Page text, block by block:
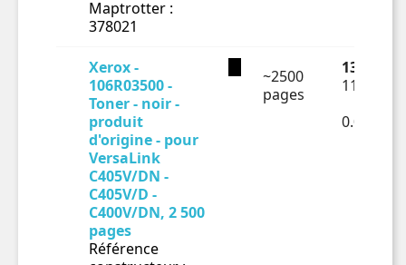
Maptrotter :
378021
Xerox -
106R03500 -
Toner - noir -
produit
d'origine - pour
VersaLink
C405V/DN -
C405V/D -
C400V/DN, 2 500
pages
Référence
~2500
pages
135.79 €
113.16 €